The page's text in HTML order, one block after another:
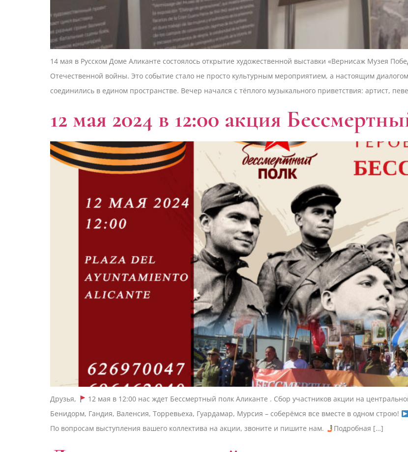
14 мая в Русском Доме Аликанте состоялось открытие художественной выставки «Вернисаж Музея
Отечественной войны. Это событие стало не просто культурным мероприятием, а настоящим
соединились в едином пространстве. Вечер начался с тёплого музыкального приветствия: артист,
12 мая 2024 в 12:00 акция
Друзья,
12 мая в 12:00 нас ждет Бессмертный полк Аликанте . Сбор участников акции на
Бенидорм, Гандия, Валенсия, Торревьеха, Гуардамар, Мурсия – соберёмся все вместе в одном строю!
По вопросам выступления вашего коллектива на акции, звоните и пишите нам.
Подробная […]